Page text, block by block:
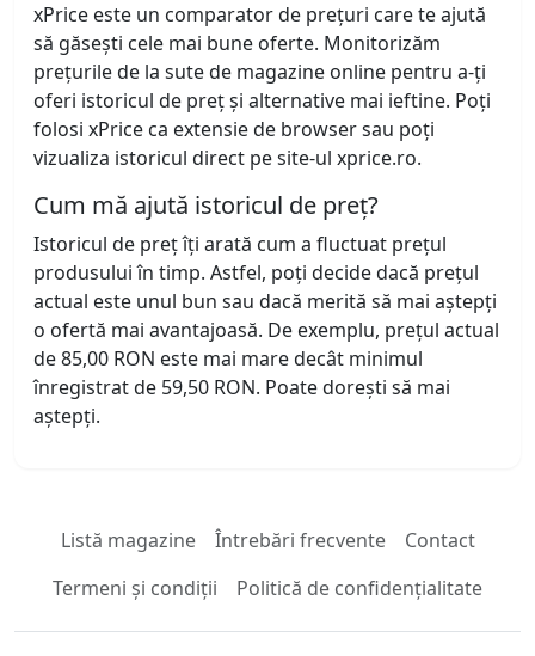
xPrice este un comparator de prețuri care te ajută
să găsești cele mai bune oferte. Monitorizăm
prețurile de la sute de magazine online pentru a-ți
oferi istoricul de preț și alternative mai ieftine. Poți
folosi xPrice ca extensie de browser sau poți
vizualiza istoricul direct pe site-ul xprice.ro.
Cum mă ajută istoricul de preț?
Istoricul de preț îți arată cum a fluctuat prețul
produsului în timp. Astfel, poți decide dacă prețul
actual este unul bun sau dacă merită să mai aștepți
o ofertă mai avantajoasă. De exemplu, prețul actual
de 85,00 RON este mai mare decât minimul
înregistrat de 59,50 RON. Poate dorești să mai
aștepți.
Listă magazine Întrebări frecvente
Contact
Termeni și condiții
Politică de confidențialitate